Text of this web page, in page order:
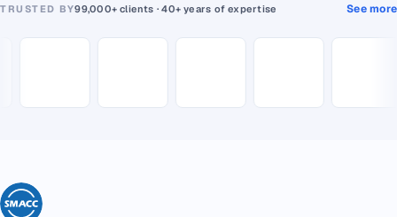
TRUSTED BY99,000+ clients · 40+ years of expertise See more